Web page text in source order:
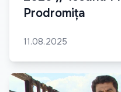
Prodromița
11.08.2025